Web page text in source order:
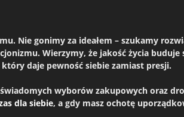
Nie gonimy za ideałem – szukamy
Wierzymy, że jakość życia
daje pewność siebie zamiast presji.
wyborów zakupowych oraz
dla siebie, a gdy masz ochotę